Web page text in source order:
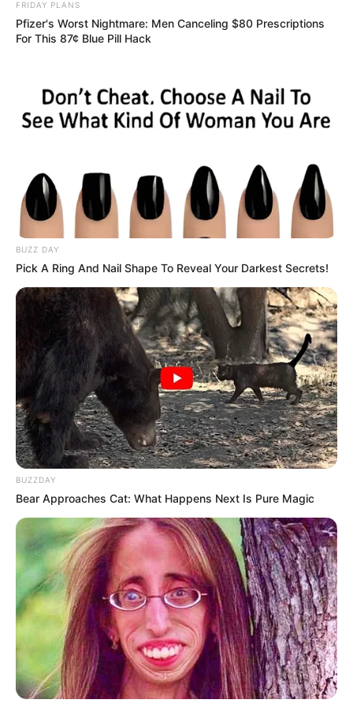
ΥΠΕΡΒΑΤΙΚΟ
ΤΟ ΠΝΕΥΜΑ ΣΑΣ ΘΕΡΑΠΕΥΕΙ ΟΛΟΚΛΗΡΟ
ΤΟ ΣΥΜΠΑΝ
ΤΟ ΠΝΕΥΜΑ ΣΑΣ ΘΕΡΑΠΕΥΕΙ ΟΛΟΚΛΗΡΟ ΤΟ ΣΥΜΠΑΝ..Η
ΟΙΚΟΓΕΝΕΙΑ ΣΑΣ… Η ΔΙΚΗ ΣΑΣ ΑΛΗΘΙΝΗ ΘΕΡΑΠΕΙΑ, ΒΟΗΘΑΕΙ
ΝΑ ΞΕΚΙΝΗΣΕΙ Η...
ΑΠΟΨΕΙΣ
Τα σκοτεινά μυστικά της Wikipedia! Πώς
οι παγκόσμιες ελίτ και οι υπηρεσίες
κατασκοπείας χειραγωγούν την
πραγματικότητά σας!
Τα σκοτεινά μυστικά της Wikipedia! Πώς οι παγκόσμιες ελίτ
και οι υπηρεσίες κατασκοπείας χειραγωγούν την
FRIDAY PLANS
Pfizer's Worst Nightmare: Men Canceling $80 Prescriptions
For This 87¢ Blue Pill Hack
BUZZ DAY
Pick A Ring And Nail Shape To Reveal Your Darkest Secrets!
BUZZDAY
Bear Approaches Cat: What Happens Next Is Pure Magic